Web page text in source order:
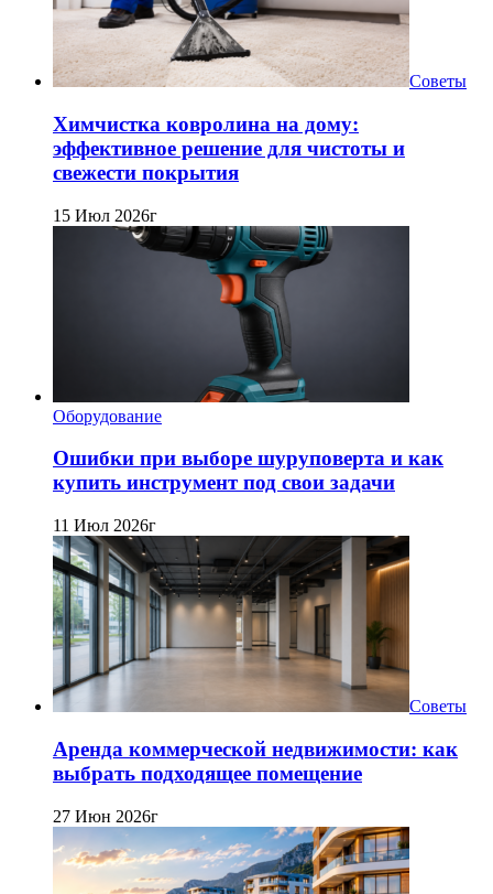
Советы
Химчистка ковролина на дому:
эффективное решение для чистоты и
свежести покрытия
15 Июл 2026г
Оборудование
Ошибки при выборе шуруповерта и как
купить инструмент под свои задачи
11 Июл 2026г
Советы
Аренда коммерческой недвижимости: как
выбрать подходящее помещение
27 Июн 2026г